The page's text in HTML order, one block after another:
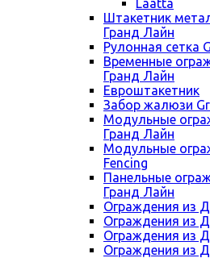
Laatta
Штакетник
Гранд Лайн
Рулонная сетка
Временные
Гранд Лайн
Евроштакетник
Забор жалюзи
Модульные
Гранд Лайн
Модульные
Fencing
Панельные
Гранд Лайн
Ограждения из
Ограждения из
Ограждения из
Ограждения из